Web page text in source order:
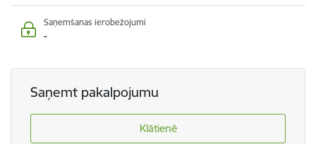
Saņemšanas ierobežojumi
-
Saņemt pakalpojumu
Klātienē